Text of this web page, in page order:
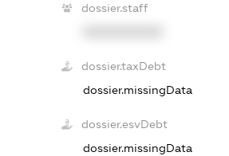
dossier.staff
dossier.taxDebt
dossier.missingData
dossier.esvDebt
dossier.missingData